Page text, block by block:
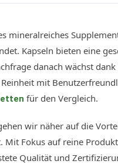
mineralreiches
Kapseln bieten eine
danach wächst
mit
für den Vergleich.
wir näher auf die
Mit Fokus auf reine
Qualität und